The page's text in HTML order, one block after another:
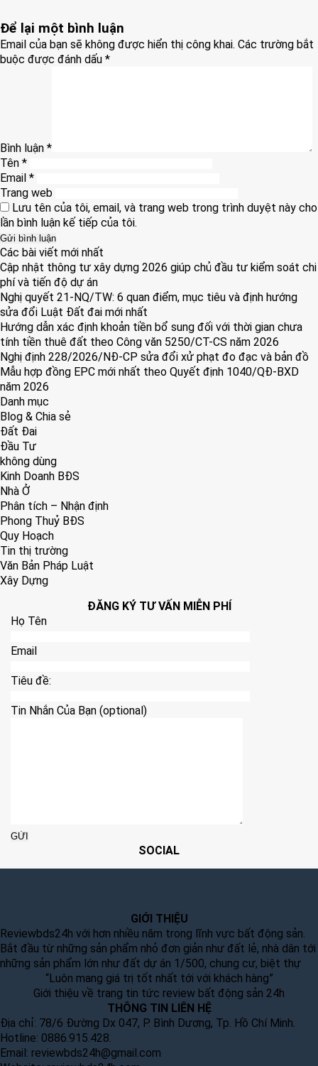
Để lại một bình luận
Email của bạn sẽ không được hiển thị công khai. Các trường bắt
buộc được đánh dấu *
Bình luận *
Tên *
Email *
Trang web
Lưu tên của tôi, email, và trang web trong trình duyệt này cho
lần bình luận kế tiếp của tôi.
Các bài viết mới nhất
Cập nhật thông tư xây dựng 2026 giúp chủ đầu tư kiểm soát chi
phí và tiến độ dự án
Nghị quyết 21-NQ/TW: 6 quan điểm, mục tiêu và định hướng
sửa đổi Luật Đất đai mới nhất
Hướng dẫn xác định khoản tiền bổ sung đối với thời gian chưa
tính tiền thuê đất theo Công văn 5250/CT-CS năm 2026
Nghị định 228/2026/NĐ-CP sửa đổi xử phạt đo đạc và bản đồ
Mẫu hợp đồng EPC mới nhất theo Quyết định 1040/QĐ-BXD
năm 2026
Danh mục
Blog & Chia sẻ
Đất Đai
Đầu Tư
không dùng
Kinh Doanh BĐS
Nhà Ở
Phân tích – Nhận định
Phong Thuỷ BĐS
Quy Hoạch
Tin thị trường
Văn Bản Pháp Luật
Xây Dựng
ĐĂNG KÝ TƯ VẤN MIỄN PHÍ
Họ Tên
Email
Tiêu đề:
Tin Nhắn Của Bạn (optional)
SOCIAL
GIỚI THIỆU
Reviewbds24h với hơn nhiều năm trong lĩnh vực bất động sản.
Bắt đầu từ những sản phẩm nhỏ đơn giản như đất lẻ, nhà dân tới
những sản phẩm lớn như đất dự án 1/500, chung cư, biệt thự
“Luôn mang giá trị tốt nhất tới với khách hàng”
Giới thiệu về trang tin tức review bất động sản 24h
THÔNG TIN LIÊN HỆ
Địa chỉ: 78/6 Đường Dx 047, P. Bình Dương, Tp. Hồ Chí Minh.
Hotline: 0886.915.428.
Email: reviewbds24h@gmail.com